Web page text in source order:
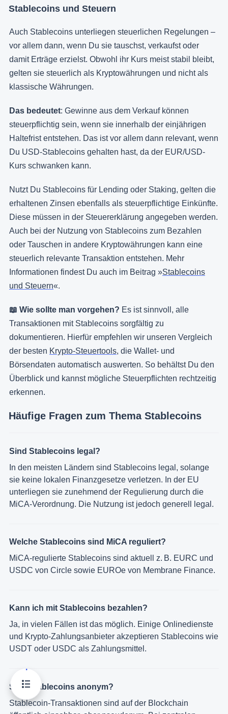
Stablecoins und Steuern
Auch Stablecoins unterliegen steuerlichen Regelungen –
vor allem dann, wenn Du sie tauschst, verkaufst oder
damit Erträge erzielst. Obwohl ihr Kurs meist stabil bleibt,
gelten sie steuerlich als Kryptowährungen und nicht als
klassische Währungen.
Das bedeutet: Gewinne aus dem Verkauf können
steuerpflichtig sein, wenn sie innerhalb der einjährigen
Haltefrist entstehen. Das ist vor allem dann relevant, wenn
Du USD-Stablecoins gehalten hast, da der EUR/USD-
Kurs schwanken kann.
Nutzt Du Stablecoins für Lending oder Staking, gelten die
erhaltenen Zinsen ebenfalls als steuerpflichtige Einkünfte.
Diese müssen in der Steuererklärung angegeben werden.
Auch bei der Nutzung von Stablecoins zum Bezahlen
oder Tauschen in andere Kryptowährungen kann eine
steuerlich relevante Transaktion entstehen. Mehr
Informationen findest Du auch im Beitrag »Stablecoins
und Steuern«.
📖 Wie sollte man vorgehen? Es ist sinnvoll, alle
Transaktionen mit Stablecoins sorgfältig zu
dokumentieren. Hierfür empfehlen wir unseren Vergleich
der besten Krypto-Steuertools, die Wallet- und
Börsendaten automatisch auswerten. So behältst Du den
Überblick und kannst mögliche Steuerpflichten rechtzeitig
erkennen.
Häufige Fragen zum Thema Stablecoins
Sind Stablecoins legal?
In den meisten Ländern sind Stablecoins legal, solange
sie keine lokalen Finanzgesetze verletzen. In der EU
unterliegen sie zunehmend der Regulierung durch die
MiCA-Verordnung. Die Nutzung ist jedoch generell legal.
Welche Stablecoins sind MiCA reguliert?
MiCA-regulierte Stablecoins sind aktuell z. B. EURC und
USDC von Circle sowie EUROe von Membrane Finance.
Kann ich mit Stablecoins bezahlen?
Ja, in vielen Fällen ist das möglich. Einige Onlinedienste
und Krypto-Zahlungsanbieter akzeptieren Stablecoins wie
USDT oder USDC als Zahlungsmittel.
Sind Stablecoins anonym?
Stablecoin-Transaktionen sind auf der Blockchain